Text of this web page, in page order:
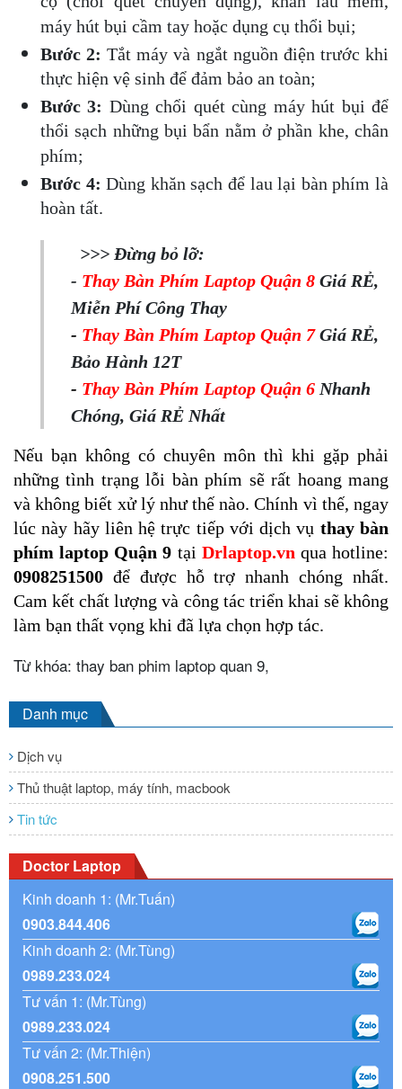
máy hút bụi cầm tay hoặc dụng cụ thổi bụi;
Bước 2: Tắt máy và ngắt nguồn điện trước khi
thực hiện vệ sinh để đảm bảo an toàn;
Bước 3: Dùng chổi quét cùng máy hút bụi để
thổi sạch những bụi bẩn nằm ở phần khe, chân
phím;
Bước 4: Dùng khăn sạch để lau lại bàn phím là
hoàn tất.
>>> Đừng bỏ lỡ:
- Thay Bàn Phím Laptop Quận 8 Giá RẺ,
Miễn Phí Công Thay
- Thay Bàn Phím Laptop Quận 7Giá RẺ,
Bảo Hành 12T
- Thay Bàn Phím Laptop Quận 6 Nhanh
Chóng, Giá RẺ Nhất
Nếu bạn không có chuyên môn thì khi gặp phải
những tình trạng lỗi bàn phím sẽ rất hoang mang
và không biết xử lý như thế nào. Chính vì thế, ngay
lúc này hãy liên hệ trực tiếp với dịch vụ thay bàn
phím laptop Quận 9 tại Drlaptop.vn
0908251500 để được hỗ trợ nhanh chóng nhất.
Cam kết chất lượng và công tác triển khai sẽ không
làm bạn thất vọng khi đã lựa chọn hợp tác.
Từ khóa: thay ban phim laptop quan 9,
Danh mục
Dịch vụ
Thủ thuật laptop, máy tính, macbook
Tin tức
Doctor Laptop
Kinh doanh 1: (Mr.Tuấn)
0903.844.406
Kinh doanh 2: (Mr.Tùng)
0989.233.024
Tư vấn 1: (Mr.Tùng)
0989.233.024
Tư vấn 2: (Mr.Thiện)
0908.251.500